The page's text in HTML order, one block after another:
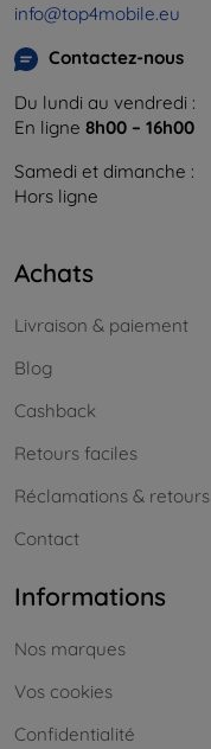
info@top4mobile.eu
Contactez-nous
Du lundi au vendredi :
En ligne 8h00 – 16h00
Samedi et dimanche :
Hors ligne
Achats
Livraison & paiement
Blog
Cashback
Retours faciles
Réclamations & retours
Contact
Informations
Nos marques
Vos cookies
Confidentialité